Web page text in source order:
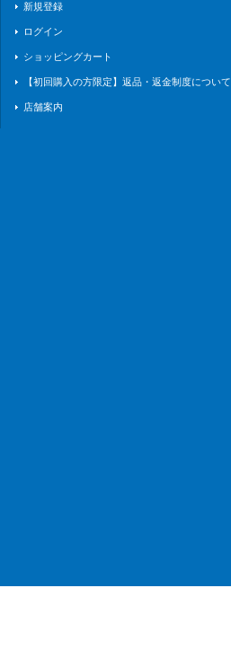
新規登録
ログイン
ショッピングカート
【初回購入の方限定】返品・返金制度について
店舗案内